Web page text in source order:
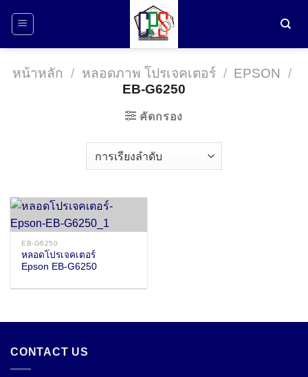
หน้าหลัก / หลอดภาพ โปรเจคเตอร์ / EPSON
/
EB-G6250
คัดกรอง
EB-G6250
หลอดโปรเจคเตอร์
Epson EB-G6250
CONTACT US